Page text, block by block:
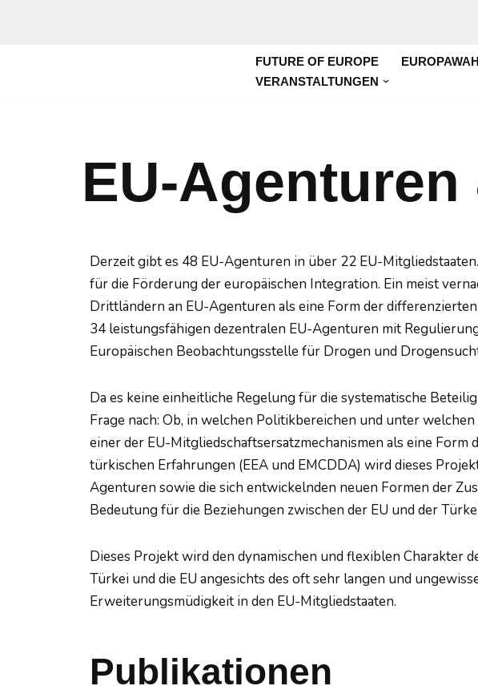
FUTURE OF EUROPE
VERANSTALTUNGEN
EU-
Derzeit gibt es 48 EU-Agenturen in über 22 EU-
für die Förderung der europäischen Integration. Ein meist
Drittländern an EU-Agenturen als eine Form der
34 leistungsfähigen dezentralen EU-Agenturen mit
Europäischen Beobachtungsstelle für Drogen und
Da es keine einheitliche Regelung für die systematische
Frage nach: Ob, in welchen Politikbereichen und unter
einer der EU-Mitgliedschaftsersatzmechanismen als eine
türkischen Erfahrungen (EEA und EMCDDA) wird dieses
Agenturen sowie die sich entwickelnden neuen Formen der
Bedeutung für die Beziehungen zwischen der EU und der
Dieses Projekt wird den dynamischen und flexiblen
Türkei und die EU angesichts des oft sehr langen und
Erweiterungsmüdigkeit in den EU-Mitgliedstaaten.
Publikationen